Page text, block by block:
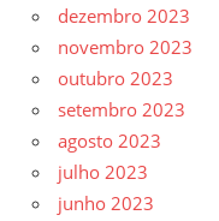
dezembro 2023
novembro 2023
outubro 2023
setembro 2023
agosto 2023
julho 2023
junho 2023